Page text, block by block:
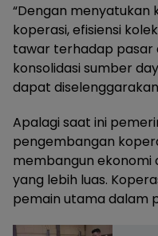
“Dengan menyatukan
koperasi, efisiensi
tawar terhadap pasar
konsolidasi sumber
dapat
Apalagi saat ini
pengembangan
membangun
yang lebih luas.
pemain utama dalam